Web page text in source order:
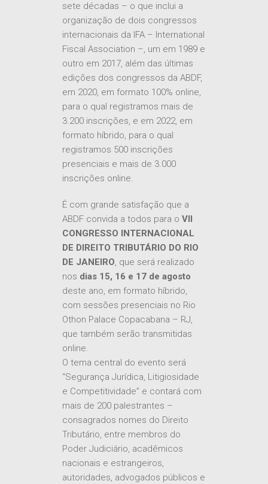
sete décadas – o que inclui a
organização de dois congressos
internacionais da IFA – International
Fiscal Association –, um em 1989 e
outro em 2017, além das últimas
edições dos congressos da ABDF,
em 2020, em formato 100% online,
para o qual registramos mais de
3.200 inscrições, e em 2022, em
formato híbrido, para o qual
registramos 500 inscrições
presenciais e mais de 3.000
inscrições online.
É com grande satisfação que a
ABDF convida a todos para o VII
CONGRESSO INTERNACIONAL
DE DIREITO TRIBUTÁRIO DO RIO
DE JANEIRO, que será realizado
nos dias 15, 16 e 17 de agosto
deste ano, em formato híbrido,
com sessões presenciais no Rio
Othon Palace Copacabana – RJ,
que também serão transmitidas
online.
O tema central do evento será
“Segurança Jurídica, Litigiosidade
e Competitividade” e contará com
mais de 200 palestrantes –
consagrados nomes do Direito
Tributário, entre membros do
Poder Judiciário, acadêmicos
nacionais e estrangeiros,
autoridades, advogados públicos e